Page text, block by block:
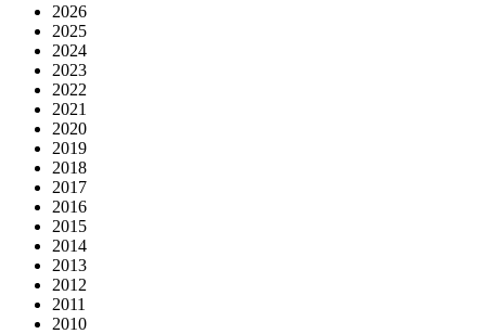
2026
2025
2024
2023
2022
2021
2020
2019
2018
2017
2016
2015
2014
2013
2012
2011
2010